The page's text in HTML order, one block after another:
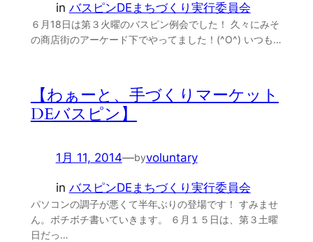
in バスピンDEまちづくり実行委員会
６月18日は第３火曜のバスピン例会でした！ 久々にみそ
の商店街のアーケード下でやってました！(^O^) いつも…
【わぁーと、手づくりマーケット
DEバスピン】
1月 11, 2014—byvoluntary
in バスピンDEまちづくり実行委員会
パソコンの調子が悪くて半年ぶりの登場です！ すみませ
ん。ボチボチ書いていきます。 ６月１５日は、第３土曜
日だっ…